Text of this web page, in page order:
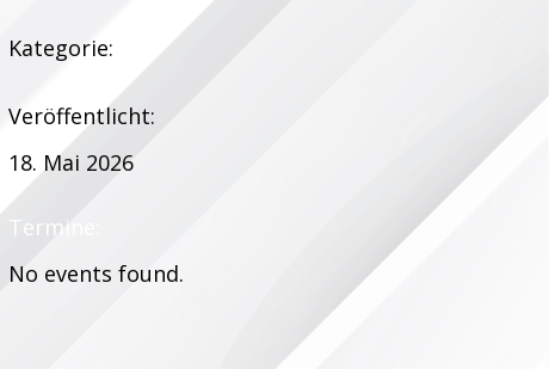
Kategorie:
Veröffentlicht:
18. Mai 2026
Termine:
No events found.